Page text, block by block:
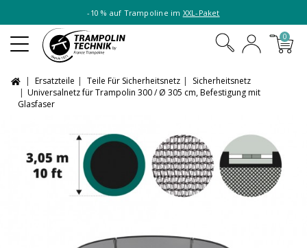
-10 % auf Trampoline im XXL-Paket
0
Ersatzteile Teile Für Sicherheitsnetz
Sicherheitsnetz
Universalnetz für Trampolin 300 / Ø 305 cm, Befestigung mit
Glasfaser